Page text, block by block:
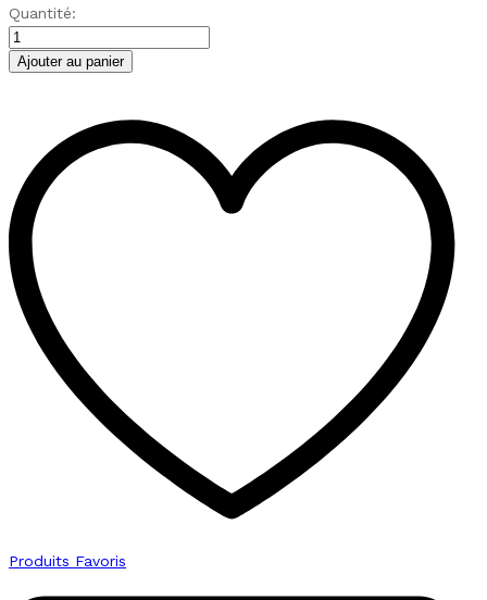
TV
STREAM
32P
quantity
Quantité:
Ajouter au panier
Produits Favoris